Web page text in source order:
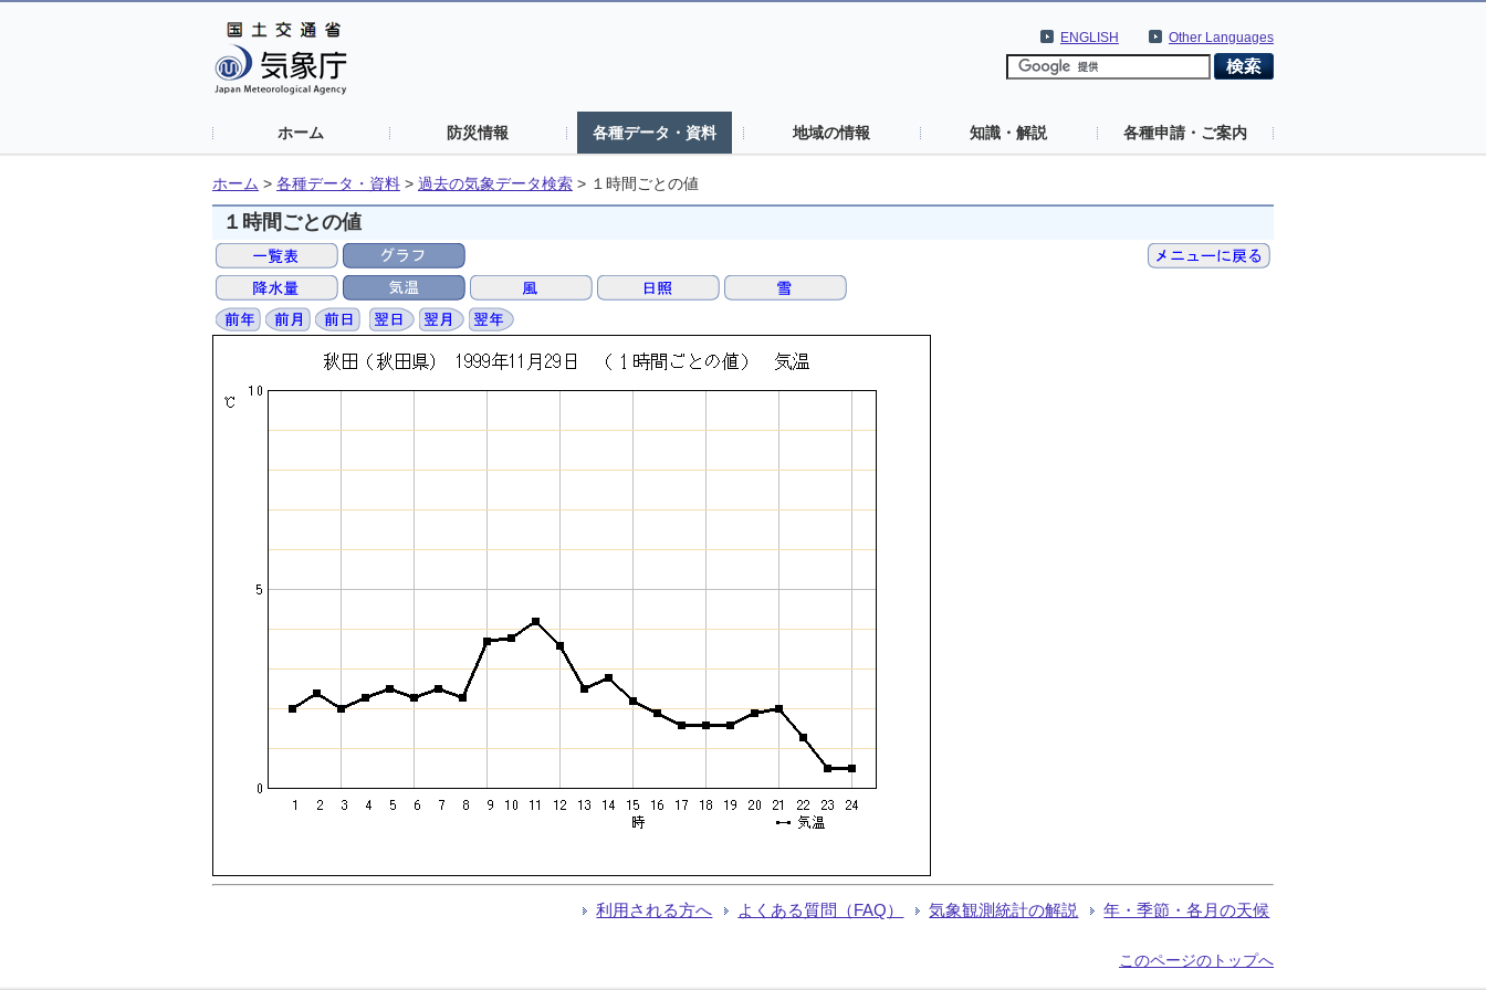
Other Languages
ENGLISH
ホーム 防災情報 各種データ・資料 地域の情報 知識・解説 各種申請・ご案内
ホーム > 各種データ・資料 > 過去の気象データ検索 > １時間ごとの値
１時間ごとの値
利用される方へ よくある質問（FAQ） 気象観測統計の解説 年・季節・各月の天候
このページのトップへ